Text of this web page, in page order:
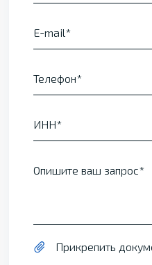
E-mail
Телефон
ИНН
Опишите ваш запрос
Прикрепить